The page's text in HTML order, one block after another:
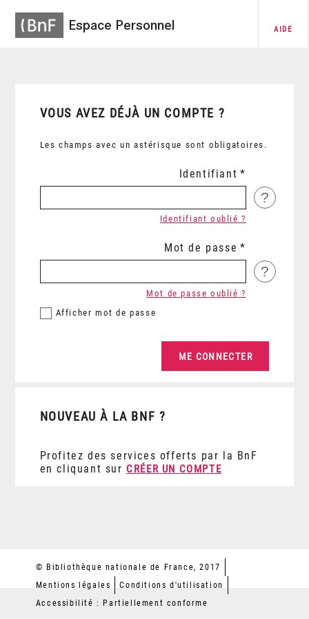
Espace Personnel AIDE
VOUS AVEZ DÉJÀ UN COMPTE ?
Les champs avec un astérisque sont obligatoires.
Identifiant
?
Identifiant oublié ?
Mot de passe
?
Afficher mot de passe
Mot de passe oublié ?
NOUVEAU À LA BNF ?
Profitez des services offerts par la BnF
en cliquant sur CRÉER UN COMPTE
© Bibliothèque nationale de France, 2017
Mentions légales
Conditions d'utilisation
Accessibilité : Partiellement conforme